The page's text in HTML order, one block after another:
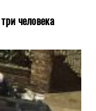
человека